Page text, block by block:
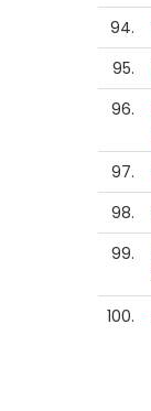
94.
95.
96.
97.
98.
99.
100.